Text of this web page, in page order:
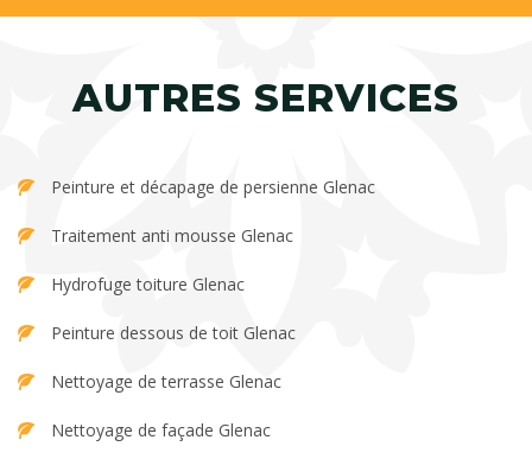
AUTRES SERVICES
Peinture et décapage de persienne Glenac
Traitement anti mousse Glenac
Hydrofuge toiture Glenac
Peinture dessous de toit Glenac
Nettoyage de terrasse Glenac
Nettoyage de façade Glenac